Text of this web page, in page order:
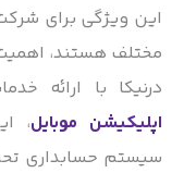
این ویژگی برای
مختلف هستند، اهمیت
درنیکا با ارائه
اپلیکیشن موبایل،
سیستم حسابداری